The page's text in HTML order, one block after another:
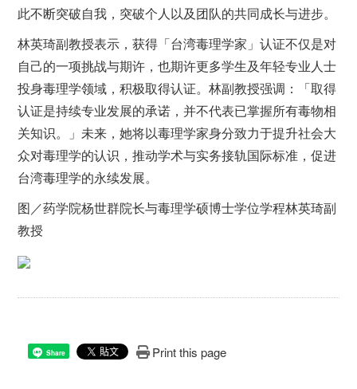
此不断突破自我，突破个人以及团队的共同成长与进步。
林英琦副教授表示，获得「台湾毒理学家」认证不仅是对
自己的一项挑战与期许，也期许更多学生及年轻专业人士
投身毒理学领域，积极取得认证。林副教授强调：「取得
认证是持续专业发展的承诺，并不代表已掌握所有毒物相
关知识。」未来，她将以毒理学家身分致力于提升社会大
众对毒理学的认识，推动学术与实务接轨国际标准，促进
台湾毒理学的永续发展。
图／药学院杨世群院长与毒理学硕博士学位学程林英琦副
教授
Share Print this page